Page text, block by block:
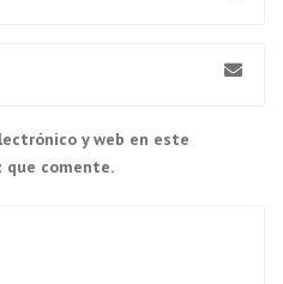
y web en este
que comente.